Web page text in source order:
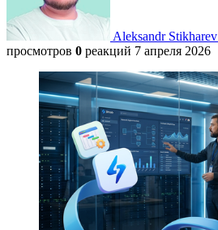
Aleksandr Stikharev
просмотров 0 реакций 7 апреля 2026